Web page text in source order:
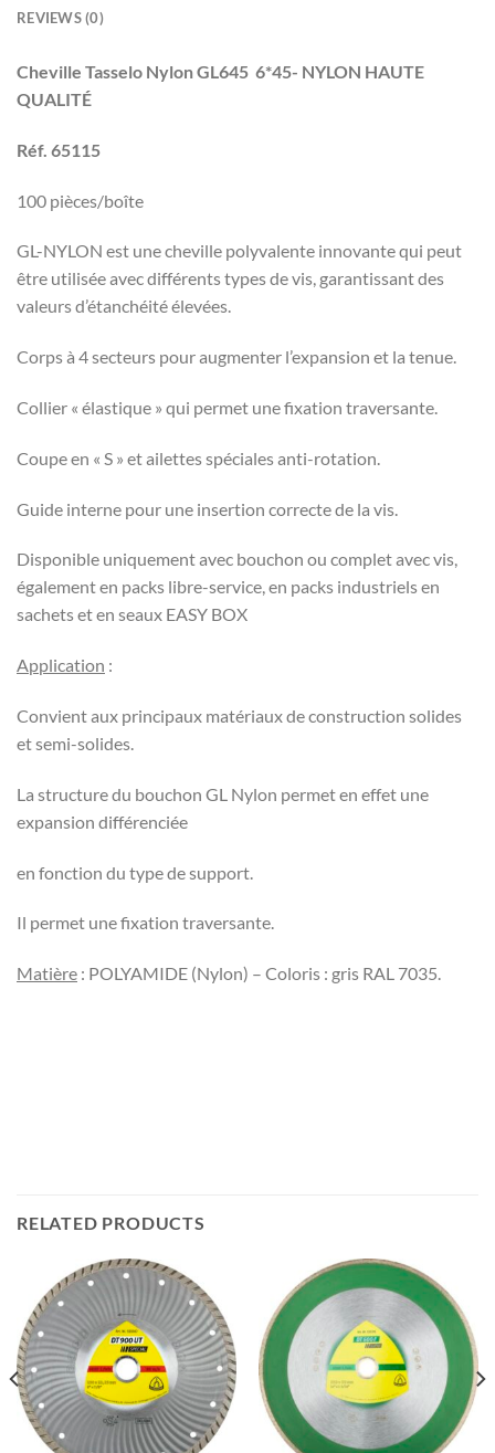
REVIEWS (0)
Cheville Tasselo Nylon GL645 6*45- NYLON HAUTE
QUALITÉ
Réf. 65115
100 pièces/boîte
GL-NYLON est une cheville polyvalente innovante qui peut
être utilisée avec différents types de vis, garantissant des
valeurs d’étanchéité élevées.
Corps à 4 secteurs pour augmenter l’expansion et la tenue.
Collier « élastique » qui permet une fixation traversante.
Coupe en « S » et ailettes spéciales anti-rotation.
Guide interne pour une insertion correcte de la vis.
Disponible uniquement avec bouchon ou complet avec vis,
également en packs libre-service, en packs industriels en
sachets et en seaux EASY BOX
Application :
Convient aux principaux matériaux de construction solides
et semi-solides.
La structure du bouchon GL Nylon permet en effet une
expansion différenciée
en fonction du type de support.
Il permet une fixation traversante.
Matière : POLYAMIDE (Nylon) – Coloris : gris RAL 7035.
RELATED PRODUCTS